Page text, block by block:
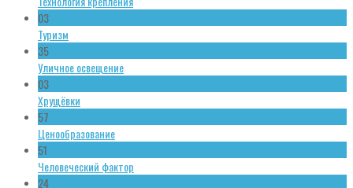
03
Туризм
35
Уличное освещение
03
Хрущёвки
57
Ценообразование
51
Человеческий фактор
24